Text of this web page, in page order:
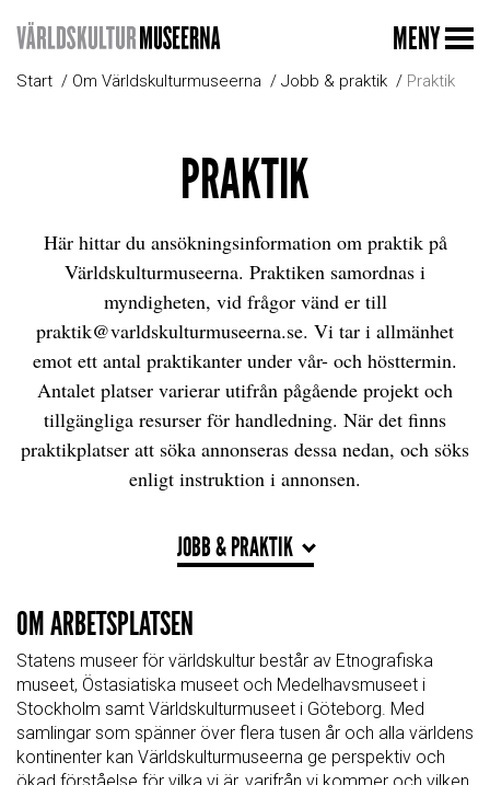
MENY
Start Om Världskulturmuseerna Jobb & praktik Praktik
PRAKTIK
Här hittar du ansökningsinformation om praktik på
Världskulturmuseerna. Praktiken samordnas i
myndigheten, vid frågor vänd er till
praktik@varldskulturmuseerna.se. Vi tar i allmänhet
emot ett antal praktikanter under vår- och hösttermin.
Antalet platser varierar utifrån pågående projekt och
tillgängliga resurser för handledning. När det finns
praktikplatser att söka annonseras dessa nedan, och söks
enligt instruktion i annonsen.
JOBB & PRAKTIK
OM ARBETSPLATSEN
Statens museer för världskultur består av Etnografiska
museet, Östasiatiska museet och Medelhavsmuseet i
Stockholm samt Världskulturmuseet i Göteborg. Med
samlingar som spänner över flera tusen år och alla världens
kontinenter kan Världskulturmuseerna ge perspektiv och